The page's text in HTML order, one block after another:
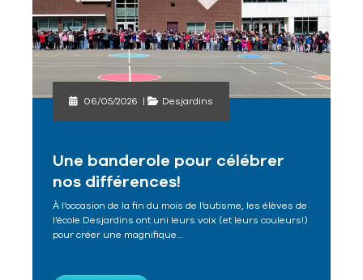
06/05/2026 | Desjardins
Une banderole pour célébrer
nos différences!
À l’occasion de la fin du mois de l’autisme, les élèves de
l’école Desjardins ont uni leurs voix (et leurs couleurs!)
pour créer une magnifique…